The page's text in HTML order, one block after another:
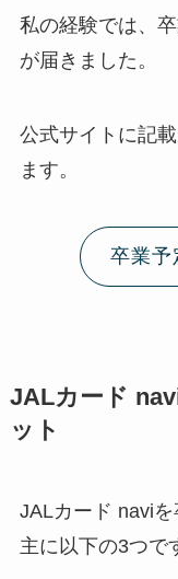
私の経験では、
が届きました。
公式サイトに記
ます。
卒業予
JALカード
ット
JALカード naviを
主に以下の3つで